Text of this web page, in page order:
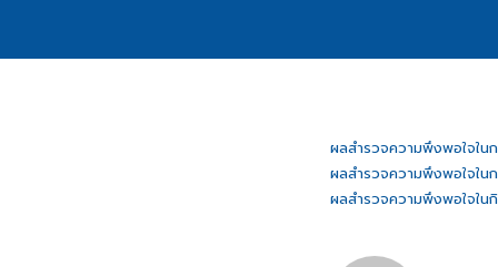
ผลสำรวจความพึงพอใจในก
ผลสำรวจความพึงพอใจในก
ผลสำรวจความพึงพอใจใ